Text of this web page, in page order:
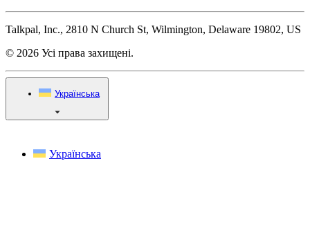
Talkpal, Inc., 2810 N Church St, Wilmington, Delaware 19802, US
© 2026 Усі права захищені.
Українська
Українська